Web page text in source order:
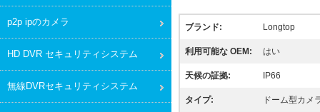
p2p ipのカメラ
HD DVR セキュリティシステム
無線DVRセキュリティシステム
ブランド: Longtop
利用可能な OEM: はい
天候の証拠: IP66
タイプ: ドーム型カメ